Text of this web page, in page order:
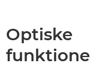
Optiske